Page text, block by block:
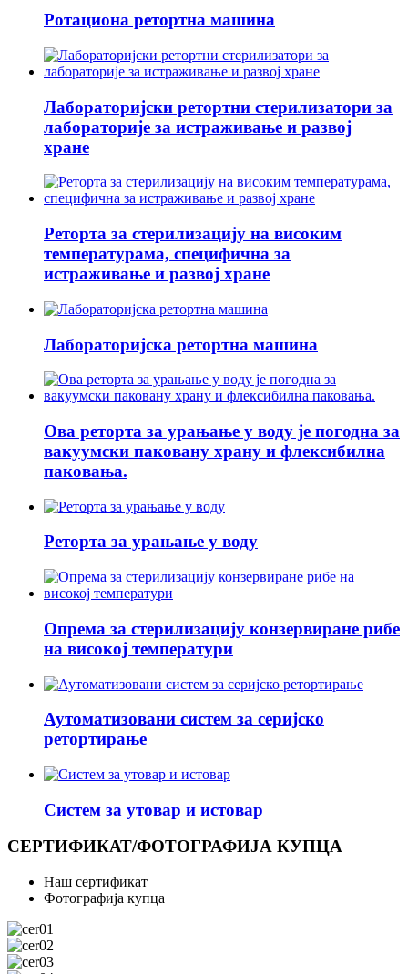
Ротациона ретортна машина
Лабораторијски ретортни стерилизатори за
лабораторије за истраживање и развој
хране
Реторта за стерилизацију на високим
температурама, специфична за
истраживање и развој хране
Лабораторијска ретортна машина
Ова реторта за урањање у воду је погодна за
вакуумски паковану храну и флексибилна
паковања.
Реторта за урањање у воду
Опрема за стерилизацију конзервиране рибе
на високој температури
Аутоматизовани систем за серијско
ретортирање
Систем за утовар и истовар
СЕРТИФИКАТ/ФОТОГРАФИЈА КУПЦА
Наш сертификат
Фотографија купца